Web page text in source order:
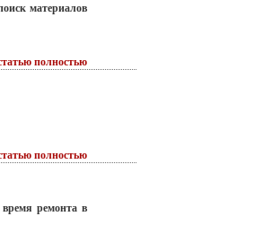
материалов
полностью
полностью
время ремонта в